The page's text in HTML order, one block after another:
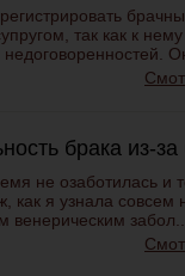
так как к
брака из-за
не озаботилась и
как я узнала совсем
венерическим